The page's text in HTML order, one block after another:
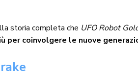
storia completa che UFO Robot
per coinvolgere le nuove